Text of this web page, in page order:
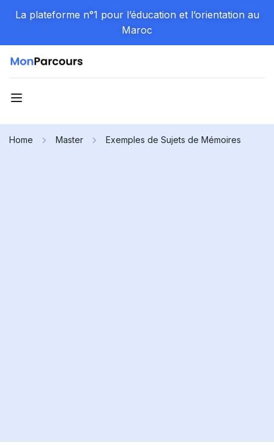
La plateforme n°1 pour l’éducation et l’orientation au
Maroc
Home Master Exemples de Sujets de Mémoires